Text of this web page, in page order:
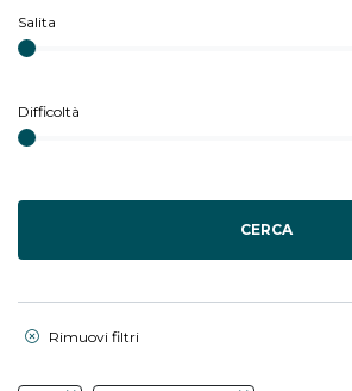
Salita
Difficoltà
CERCA
Rimuovi filtri